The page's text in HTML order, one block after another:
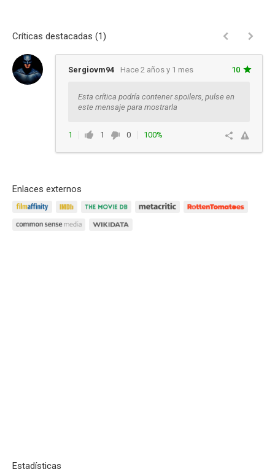
Críticas destacadas (1)
Sergiovm94 Hace 2 años y 1 mes 10
Esta crítica podría contener spoilers, pulse en
este mensaje para mostrarla
1 1 0
100%
Enlaces externos
Estadísticas